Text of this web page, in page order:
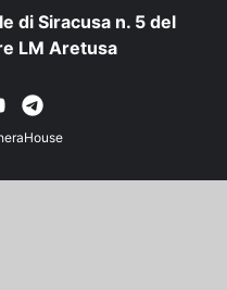
di Siracusa n. 5 del
LM Aretusa